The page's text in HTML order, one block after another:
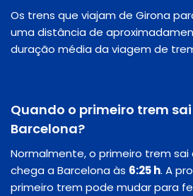
Os trens que viajam de Girona
uma distância de
duração média da viagem de
Quando o primeiro trem
Barcelona?
Normalmente, o primeiro trem sai
chega a Barcelona às 6:25 h. A
primeiro trem pode mudar para